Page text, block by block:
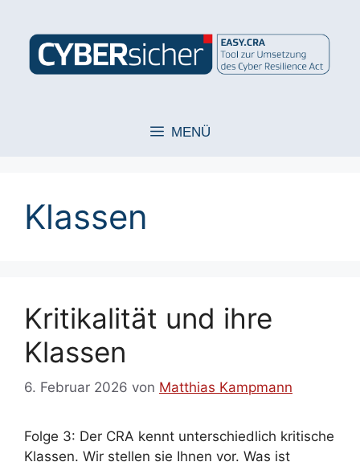
springen
MENÜ
Klassen
Kritikalität und ihre
Klassen
6. Februar 2026 von Matthias Kampmann
Folge 3: Der CRA kennt unterschiedlich kritische
Klassen. Wir stellen sie Ihnen vor. Was ist